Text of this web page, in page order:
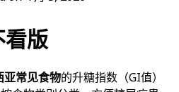
看版
亚常见食物的升糖指数（GI值）